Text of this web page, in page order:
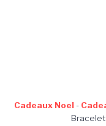
Cadeaux Noel -
Bracelet